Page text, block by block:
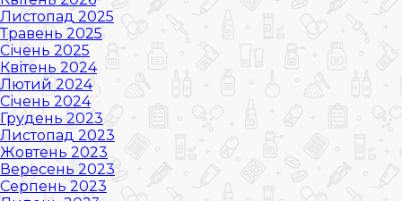
Листопад 2025
Травень 2025
Січень 2025
Квітень 2024
Лютий 2024
Січень 2024
Грудень 2023
Листопад 2023
Жовтень 2023
Вересень 2023
Серпень 2023